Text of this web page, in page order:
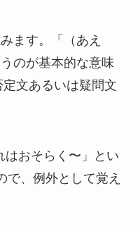
ます。「（あえ
のが基本的な意味
文あるいは疑問文
はおそらく〜」とい
で、例外として覚え